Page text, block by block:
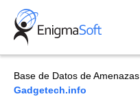
Skip
content
Base de Datos de Amenazas
Gadgetech.info